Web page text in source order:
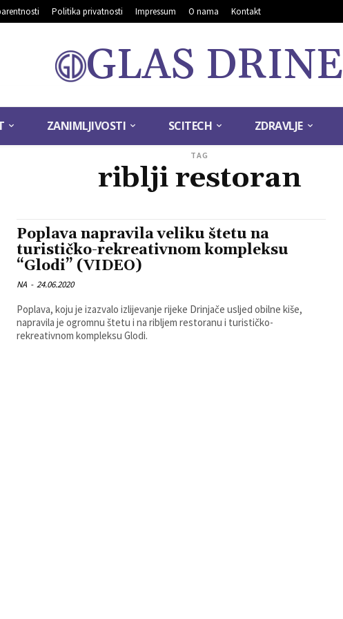
Politika privatnosti Impressum O nama Kontakt
GLAS DRINE
ZANIMLJIVOSTI SCITECH ZDRAVLJE
TAG
riblji restoran
Poplava napravila veliku štetu na
turističko-rekreativnom kompleksu
“Glodi” (VIDEO)
NA - 24.06.2020
Poplava, koju je izazvalo izlijevanje rijeke Drinjače usljed obilne kiše,
napravila je ogromnu štetu i na ribljem restoranu i turističko-
rekreativnom kompleksu Glodi.